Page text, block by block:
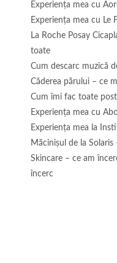
Experienţa mea cu
Experienţa mea cu Le
La Roche Posay
toate
Cum descarc muzică
Căderea părului – ce
Cum îmi fac toate
Experiența mea cu
Experiența mea la
Măcinişul de la
Skincare – ce am
încerc